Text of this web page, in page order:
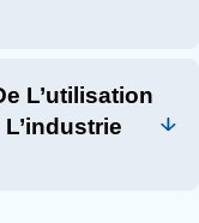
de la pureté
peuvent
de qualité les plus